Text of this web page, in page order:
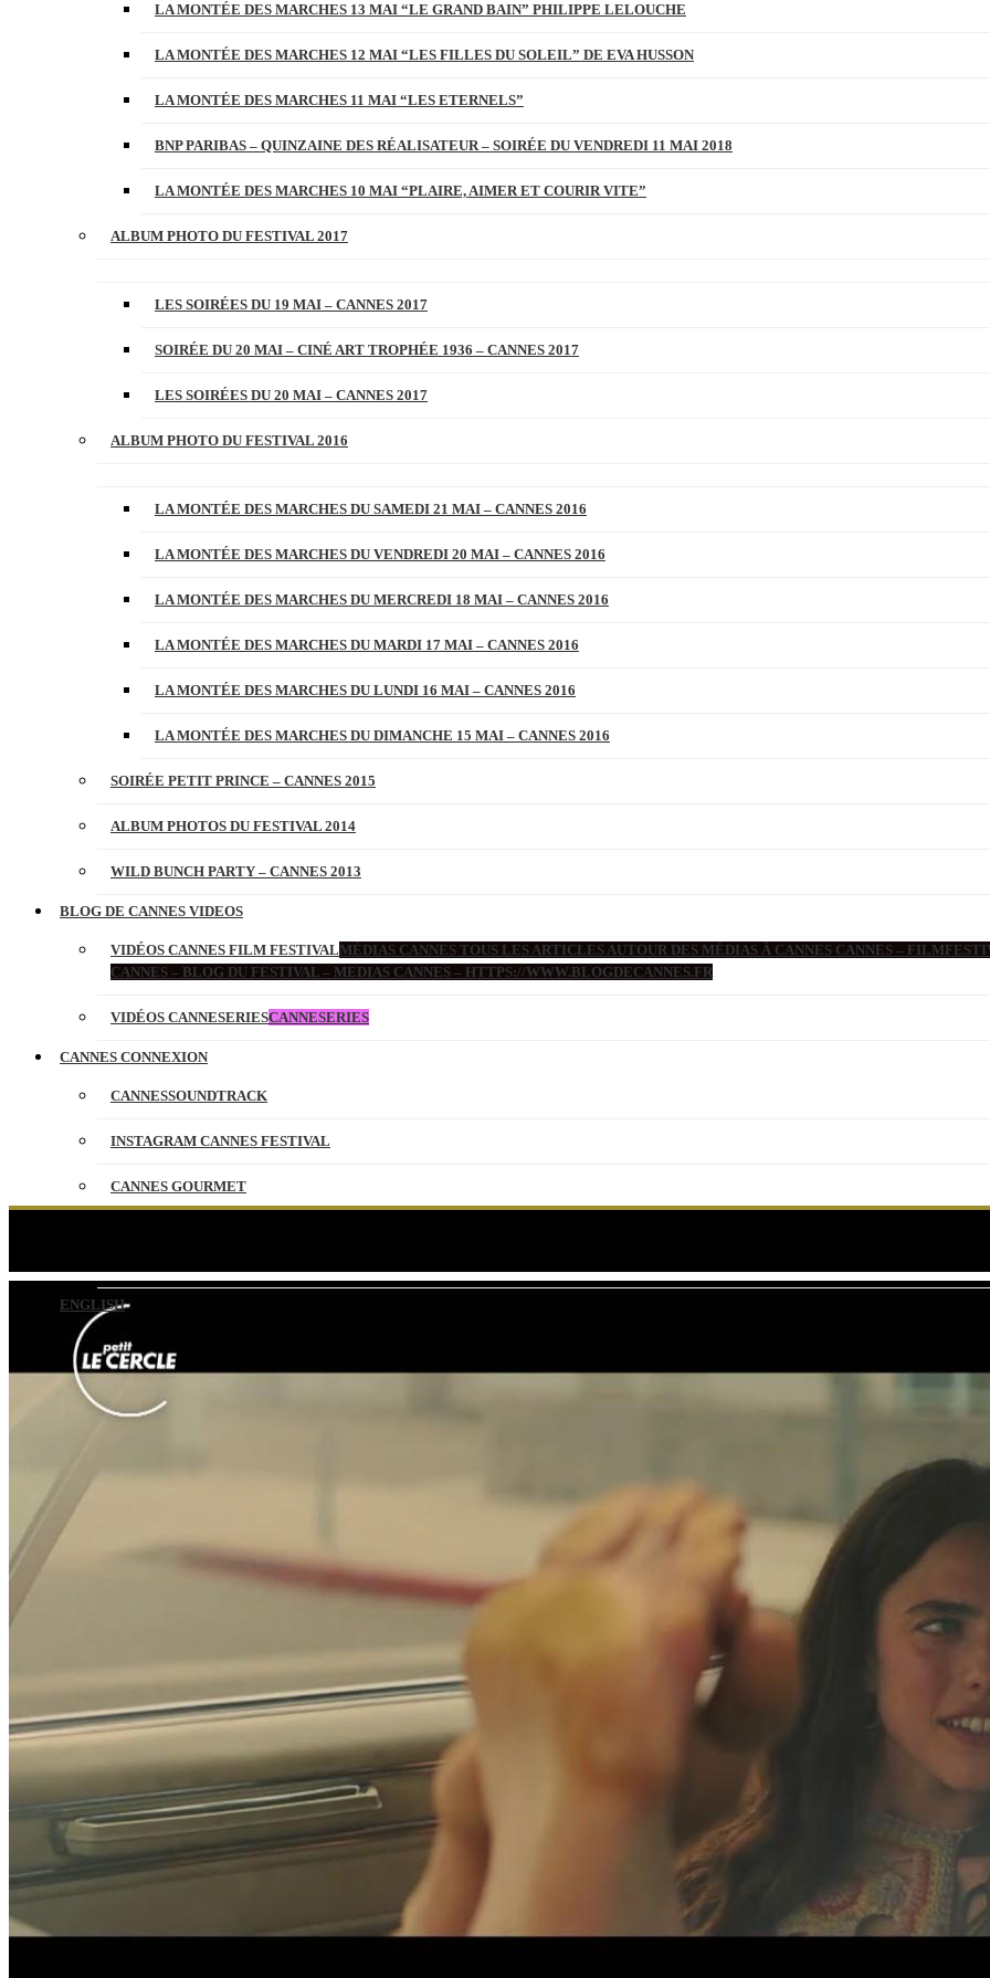
LA MONTÉE DES MARCHES 13 MAI “LE GRAND BAIN” PHILIPPE LELOUCHE
LA MONTÉE DES MARCHES 12 MAI “LES FILLES DU SOLEIL” DE EVA HUSSON
LA MONTÉE DES MARCHES 11 MAI “LES ETERNELS”
BNP PARIBAS – QUINZAINE DES RÉALISATEUR – SOIRÉE DU VENDREDI 11 MAI 2018
LA MONTÉE DES MARCHES 10 MAI “PLAIRE, AIMER ET COURIR VITE”
ALBUM PHOTO DU FESTIVAL 2017
LES SOIRÉES DU 19 MAI – CANNES 2017
SOIRÉE DU 20 MAI – CINÉ ART TROPHÉE 1936 – CANNES 2017
LES SOIRÉES DU 20 MAI – CANNES 2017
ALBUM PHOTO DU FESTIVAL 2016
LA MONTÉE DES MARCHES DU SAMEDI 21 MAI – CANNES 2016
LA MONTÉE DES MARCHES DU VENDREDI 20 MAI – CANNES 2016
LA MONTÉE DES MARCHES DU MERCREDI 18 MAI – CANNES 2016
LA MONTÉE DES MARCHES DU MARDI 17 MAI – CANNES 2016
LA MONTÉE DES MARCHES DU LUNDI 16 MAI – CANNES 2016
LA MONTÉE DES MARCHES DU DIMANCHE 15 MAI – CANNES 2016
SOIRÉE PETIT PRINCE – CANNES 2015
ALBUM PHOTOS DU FESTIVAL 2014
WILD BUNCH PARTY – CANNES 2013
BLOG DE CANNES VIDEOS
VIDÉOS CANNES FILM FESTIVALMÉDIAS CANNES TOUS LES ARTICLES AUTOUR DES MÉDIAS À CANNES CANNES –
CANNES – BLOG DU FESTIVAL – MEDIAS CANNES – HTTPS://WWW.BLOGDECANNES.FR
VIDÉOS CANNESERIESCANNESERIES
CANNES CONNEXION
CANNESSOUNDTRACK
INSTAGRAM CANNES FESTIVAL
CANNES GOURMET
ENGLISH